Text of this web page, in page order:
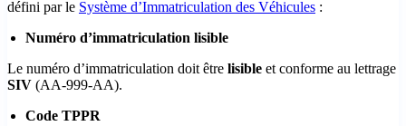
défini par le Système d’Immatriculation des Véhicules :
Numéro d’immatriculation lisible
Le numéro d’immatriculation doit être lisible et conforme au lettrage
SIV (AA-999-AA).
Code TPPR